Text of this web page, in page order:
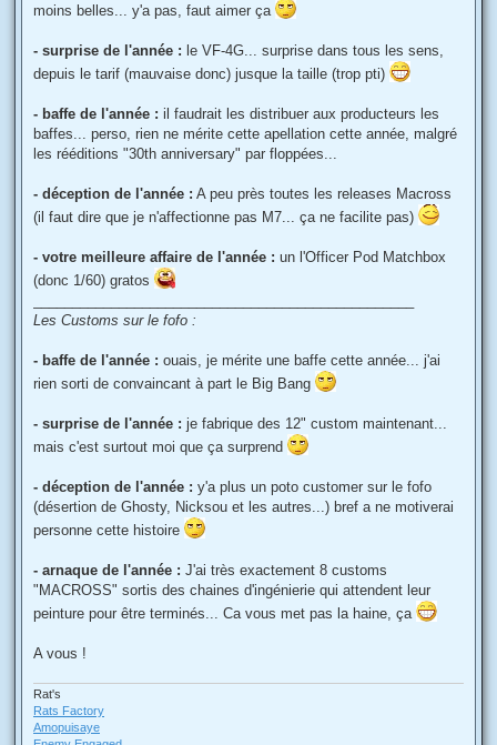
moins belles... y'a pas, faut aimer ça
- surprise de l'année : le VF-4G... surprise dans tous les sens,
depuis le tarif (mauvaise donc) jusque la taille (trop pti)
- baffe de l'année : il faudrait les distribuer aux producteurs les
baffes... perso, rien ne mérite cette apellation cette année, malgré
les rééditions "30th anniversary" par floppées...
- déception de l'année : A peu près toutes les releases Macross
(il faut dire que je n'affectionne pas M7... ça ne facilite pas)
- votre meilleure affaire de l'année : un l'Officer Pod Matchbox
(donc 1/60) gratos
Les Customs sur le fofo :
- baffe de l'année : ouais, je mérite une baffe cette année... j'ai
rien sorti de convaincant à part le Big Bang
- surprise de l'année : je fabrique des 12" custom maintenant...
mais c'est surtout moi que ça surprend
- déception de l'année : y'a plus un poto customer sur le fofo
(désertion de Ghosty, Nicksou et les autres...) bref a ne motiverai
personne cette histoire
- arnaque de l'année : J'ai très exactement 8 customs
"MACROSS" sortis des chaines d'ingénierie qui attendent leur
peinture pour être terminés... Ca vous met pas la haine, ça
A vous !
Rat's
Rats Factory
Amopuisaye